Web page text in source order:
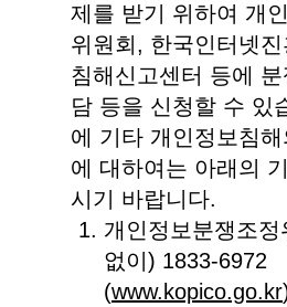
제를 받기 위하여 개
위원회, 한국인터넷
침해신고센터 등에
담 등을 신청할 수 있
에 기타 개인정보침
에 대하여는 아래의
시기 바랍니다.
개인정보분쟁조정
없이) 1833-6972
(www.kopico.go.kr